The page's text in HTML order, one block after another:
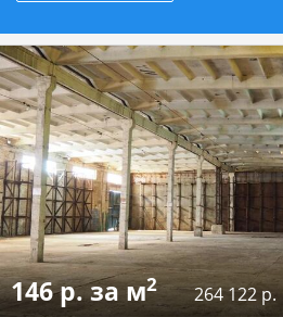
146 р. за м2 264 122 р.